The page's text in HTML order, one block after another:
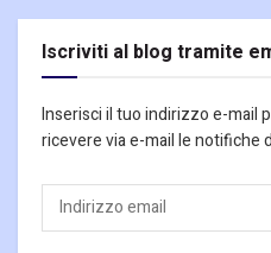
Iscriviti al blog tramite
Inserisci il tuo indirizzo e-mail
ricevere via e-mail le notifiche
Indirizzo
email